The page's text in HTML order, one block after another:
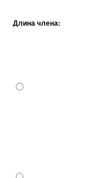
Длина члена: